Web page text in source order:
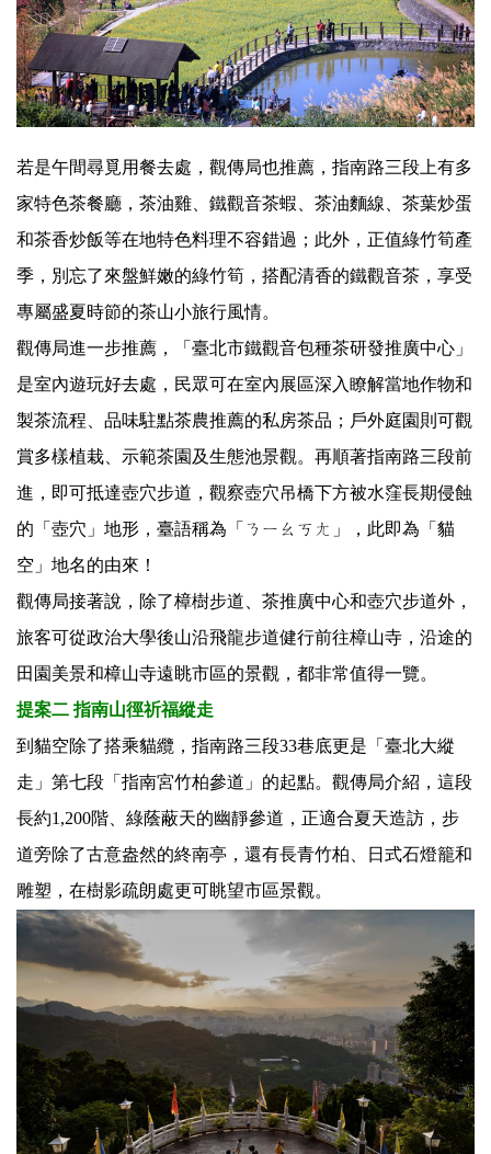
若是午間尋覓用餐去處，觀傳局也推薦， 指南路三段上有多
家特色茶餐廳，茶油雞、鐵觀音茶蝦、茶油麵線、 茶葉炒蛋
和茶香炒飯等在地特色料理不容錯過；此外， 正值綠竹筍產
季，別忘了來盤鮮嫩的綠竹筍，搭配清香的鐵觀音茶， 享受
專屬盛夏時節的茶山小旅行風情。
觀傳局進一步推薦，「臺北市鐵觀音包種茶研發推廣中心」
是室內遊玩好去處， 民眾可在室內展區深入瞭解當地作物和
製茶流程、 品味駐點茶農推薦的私房茶品；戶外庭園則可觀
賞多樣植栽、 示範茶園及生態池景觀。再順著指南路三段前
進， 即可抵達壺穴步道，觀察壺穴吊橋下方被水窪長期侵蝕
的「壺穴」 地形，臺語稱為「ㄋㄧㄠㄎㄤ」，此即為「貓
空」地名的由來！
觀傳局接著說，除了樟樹步道、茶推廣中心和壺穴步道外，
旅客可從政治大學後山沿飛龍步道健行前往樟山寺， 沿途的
田園美景和樟山寺遠眺市區的景觀，都非常值得一覽。
提案二 指南山徑祈福縱走
到貓空除了搭乘貓纜，指南路三段33巷底更是「臺北大縱
走」 第七段「指南宮竹柏參道」的起點。觀傳局介紹，這段
長約1,200階、綠蔭蔽天的幽靜參道，正適合夏天造訪， 步
道旁除了古意盎然的終南亭，還有長青竹柏、日式石燈籠和
雕塑， 在樹影疏朗處更可眺望市區景觀。